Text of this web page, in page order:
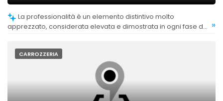
apprezzato, considerata elevata e dimostrata in ogni fase del »
CARROZZERIA